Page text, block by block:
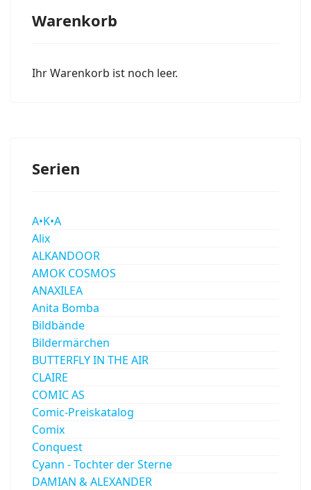
Warenkorb
Ihr Warenkorb ist noch leer.
Serien
A•K•A
Alix
ALKANDOOR
AMOK COSMOS
ANAXILEA
Anita Bomba
Bildbände
Bildermärchen
BUTTERFLY IN THE AIR
CLAIRE
COMIC AS
Comic-Preiskatalog
Comix
Conquest
Cyann - Tochter der Sterne
DAMIAN & ALEXANDER